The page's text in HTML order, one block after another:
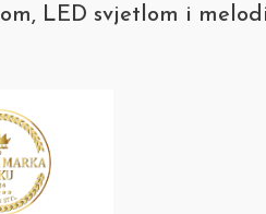
LED svjetlom i